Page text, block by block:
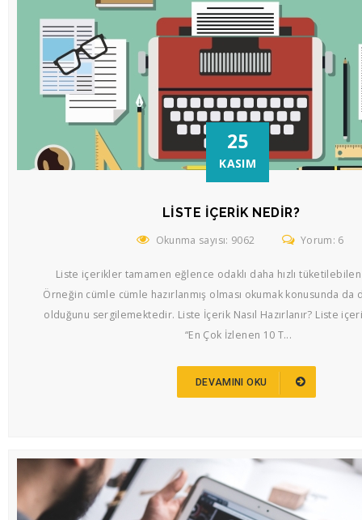
25
KASIM
LISTE İÇERIK NEDIR?
Okunma sayısı: 9062 Yorum: 6
Liste içerikler tamamen eğlence odaklı daha hızlı
Örneğin cümle cümle hazırlanmış olması okumak konusunda da
olduğunu sergilemektedir. Liste İçerik Nasıl Hazırlanır? Liste
“En Çok İzlenen 10 T...
DEVAMINI OKU